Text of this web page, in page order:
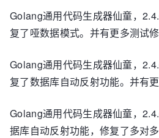
Golang通用代码生成器仙童，
复了哑数据模式。并有更多测试修
Golang通用代码生成器仙童，
复了数据库自动反射功能。并有更
Golang通用代码生成器仙童，
据库自动反射功能，修复了多对